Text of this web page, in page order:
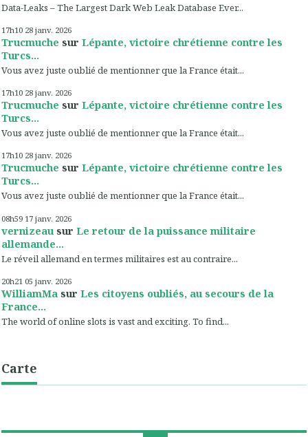
Data-Leaks – The Largest Dark Web Leak Database Ever...
17h10 28 janv. 2026
Trucmuche sur Lépante, victoire chrétienne contre les
Turcs...
Vous avez juste oublié de mentionner que la France était...
17h10 28 janv. 2026
Trucmuche sur Lépante, victoire chrétienne contre les
Turcs...
Vous avez juste oublié de mentionner que la France était...
17h10 28 janv. 2026
Trucmuche sur Lépante, victoire chrétienne contre les
Turcs...
Vous avez juste oublié de mentionner que la France était...
08h59 17 janv. 2026
vernizeau sur Le retour de la puissance militaire
allemande...
Le réveil allemand en termes militaires est au contraire...
20h21 05 janv. 2026
WilliamMa sur Les citoyens oubliés, au secours de la
France...
The world of online slots is vast and exciting. To find...
Carte